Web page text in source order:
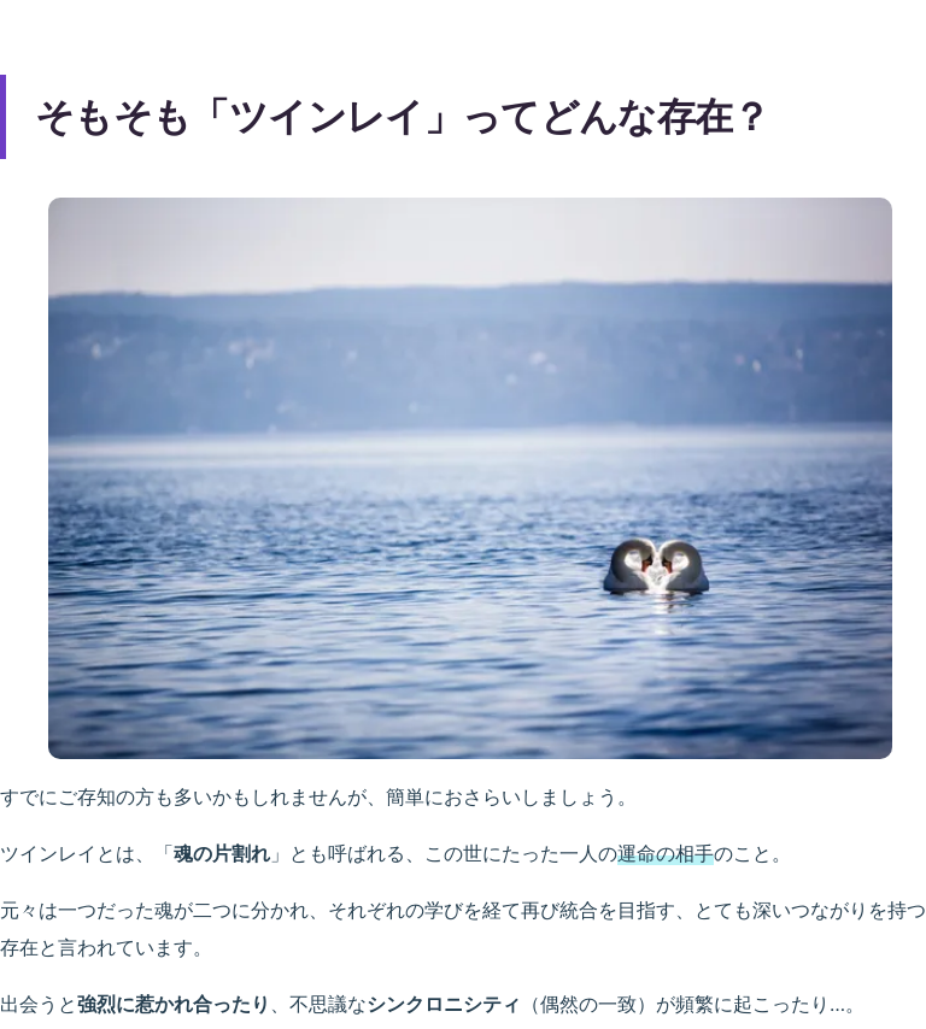
そもそも「ツインレイ」ってどんな存在？
すでにご存知の方も多いかもしれませんが、簡単におさらいしましょう。
ツインレイとは、「魂の片割れ 」とも呼ばれる、この世にたった一人の運命の相手のこと。
元々は一つだった魂が二つに分かれ、それぞれの学びを経て再び統合を目指す、とても深いつながりを持つ
存在と言われています。
出会うと強烈に惹かれ合ったり 、不思議なシンクロニシティ （偶然の一致）が頻繁に起こったり…。